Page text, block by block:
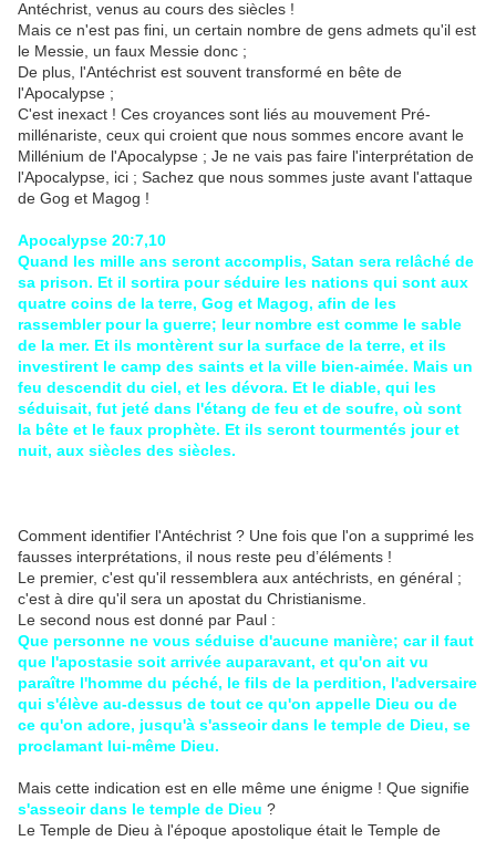
Antéchrist, venus au cours des siècles !
Mais ce n'est pas fini, un certain nombre de gens admets qu'il est
le Messie, un faux Messie donc ;
De plus, l'Antéchrist est souvent transformé en bête de
l'Apocalypse ;
C'est inexact ! Ces croyances sont liés au mouvement Pré-
millénariste, ceux qui croient que nous sommes encore avant le
Millénium de l'Apocalypse ; Je ne vais pas faire l'interprétation de
l'Apocalypse, ici ; Sachez que nous sommes juste avant l'attaque
de Gog et Magog !
Apocalypse 20:7,10
Quand les mille ans seront accomplis, Satan sera relâché de
sa prison. Et il sortira pour séduire les nations qui sont aux
quatre coins de la terre, Gog et Magog, afin de les
rassembler pour la guerre; leur nombre est comme le sable
de la mer. Et ils montèrent sur la surface de la terre, et ils
investirent le camp des saints et la ville bien-aimée. Mais un
feu descendit du ciel, et les dévora. Et le diable, qui les
séduisait, fut jeté dans l'étang de feu et de soufre, où sont
la bête et le faux prophète. Et ils seront tourmentés jour et
nuit, aux siècles des siècles.
Comment identifier l'Antéchrist ? Une fois que l'on a supprimé les
fausses interprétations, il nous reste peu d’éléments !
Le premier, c'est qu'il ressemblera aux antéchrists, en général ;
c'est à dire qu'il sera un apostat du Christianisme.
Le second nous est donné par Paul :
Que personne ne vous séduise d'aucune manière; car il faut
que l'apostasie soit arrivée auparavant, et qu'on ait vu
paraître l'homme du péché, le fils de la perdition, l'adversaire
qui s'élève au-dessus de tout ce qu'on appelle Dieu ou de
ce qu'on adore, jusqu'à s'asseoir dans le temple de Dieu, se
proclamant lui-même Dieu.
Mais cette indication est en elle même une énigme ! Que signifie
s'asseoir dans le temple de Dieu ?
Le Temple de Dieu à l'époque apostolique était le Temple de